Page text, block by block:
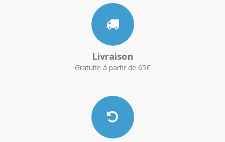
Livraison
Gratuite à partir de 65€